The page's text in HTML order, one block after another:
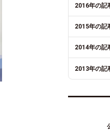
2016年の記
2015年の記
2014年の記
2013年の記